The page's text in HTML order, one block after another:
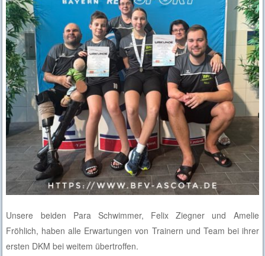
Unsere beiden Para Schwimmer, Felix Ziegner und Amelie
Fröhlich, haben alle Erwartungen von Trainern und Team bei ihrer
ersten DKM bei weitem übertroffen.